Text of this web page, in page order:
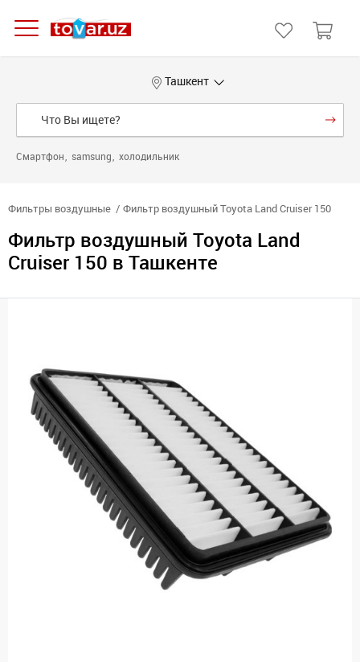
Ташкент
Смартфон samsung холодильник
Фильтры воздушные Фильтр воздушный Toyota Land Cruiser 150
Фильтр воздушный Toyota Land
Cruiser 150 в Ташкенте